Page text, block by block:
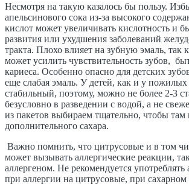
Несмотря на такую казалось бы пользу.
апельсинового сока из-за высокого
кислот может увеличивать кислотность и
развития или ухудшения заболеваний
тракта. Плохо влияет на зубную эмаль, так
может усилить чувствительность зубов,
кариеса. Особенно опасно для детских
еще слабая эмаль. У детей, как и у
стабильный, поэтому, можно не более 2-3
безусловно в разведении с водой, а не
из пакетов выбираем тщательно, чтобы там
дополнительного сахара.
Важно помнить, что цитрусовые и в том
может вызывать аллергические реакции,
аллергеном. Не рекомендуется
при аллергии на цитрусовые, при сахарном